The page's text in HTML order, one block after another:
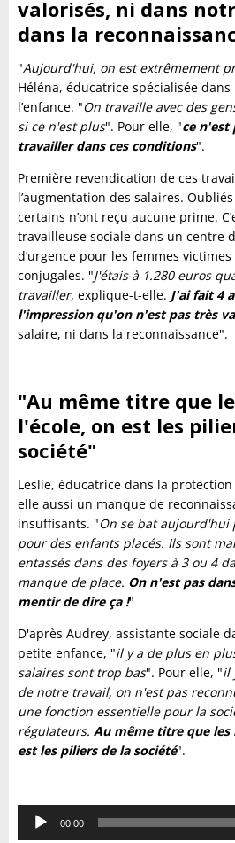
valorisés, ni dans
dans la
"Aujourd'hui, on est extrêmement
Héléna, éducatrice spécialisée
l’enfance. "On travaille avec des
si ce n'est plus". Pour elle, "ce n'est
travailler dans ces conditions".
Première revendication de ces
l’augmentation des salaires.
certains n’ont reçu aucune prime.
travailleuse sociale dans un centre
d’urgence pour les femmes
conjugales. "J'étais à 1.280 euros
travailler, explique-t-elle. J'ai fait 4
l'impression qu'on n'est pas très
salaire, ni dans la reconnaissance".
"Au même titre que
l'école, on est les
société"
Leslie, éducatrice dans la protection
elle aussi un manque de
insuffisants. "On se bat aujourd'hui
pour des enfants placés. Ils sont
entassés dans des foyers à 3 ou 4
manque de place. On n'est pas
mentir de dire ça !"
D'après Audrey, assistante sociale
petite enfance, "il y a de plus en
salaires sont trop bas". Pour elle, "il
de notre travail, on n'est pas
une fonction essentielle pour la
régulateurs. Au même titre que
est les piliers de la société".
Lecteur
audio
00:00